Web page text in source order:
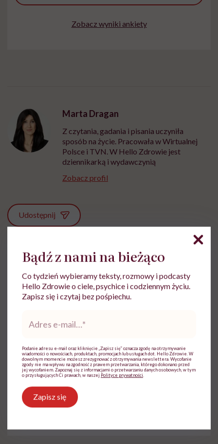
Zobacz wyniki ankiety
Marta Dragan
Z czytania, gadania i pisania uczyniła
sposób na życie. Pracowała w Wirtualnej
Polsce i TVN. W Hello Zdrowie jest
dziennikarką i wydawczynią
Zobacz profil
Udostępnij
Powiązane tematy:
Choroby autoimmunologiczne choroby tarczycy
Endokrynologia Hashimoto
i
Treści zawarte w serwisie mają wyłącznie
charakter informacyjny i nie stanowią porady
lekarskiej. Pamiętaj, że w przypadku
problemów ze zdrowiem należy bezwzględnie
Bądź z nami na bieżąco
Co tydzień wybieramy teksty, rozmowy i podcasty
Hello Zdrowie o ciele, psychice i codziennym życiu.
Zapisz się i czytaj bez pośpiechu.
mail*
Podanie adresu e-mail oraz kliknięcie „Zapisz się” oznacza zgodę na otrzymywanie
wiadomości o nowościach, produktach, promocjach lub usługach dot. Hello Zdrowie. W
dowolnym momencie możesz zrezygnować z otrzymywania newslettera. Wycofanie
zgody nie ma wpływu na zgodność z prawem przetwarzania, którego dokonano przed
jej wycofaniem. Zapoznaj się z informacjami o przetwarzaniu danych osobowych, w tym
o przysługujących Ci prawach, w naszej Polityce prywatności
Zapisz się